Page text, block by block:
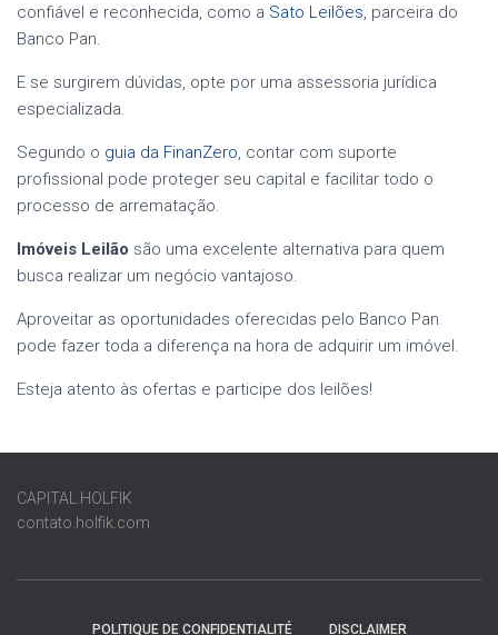
confiável e reconhecida, como a Sato Leilões, parceira do
Banco Pan.
E se surgirem dúvidas, opte por uma assessoria jurídica
especializada.
Segundo o guia da FinanZero, contar com suporte
profissional pode proteger seu capital e facilitar todo o
processo de arrematação.
Imóveis Leilão são uma excelente alternativa para quem
busca realizar um negócio vantajoso.
Aproveitar as oportunidades oferecidas pelo Banco Pan
pode fazer toda a diferença na hora de adquirir um imóvel.
Esteja atento às ofertas e participe dos leilões!
CAPITAL.HOLFIK
contato.holfik.com
POLITIQUE DE CONFIDENTIALITÉ DISCLAIMER